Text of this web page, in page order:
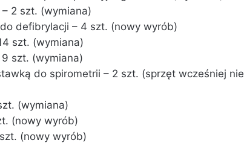
2 szt. (wymiana)
defibrylacji – 4 szt. (nowy wyrób)
szt. (wymiana)
9 szt. (wymiana)
do spirometrii – 2 szt. (sprzęt wcześniej nie
(wymiana)
(nowy wyrób)
(nowy wyrób)